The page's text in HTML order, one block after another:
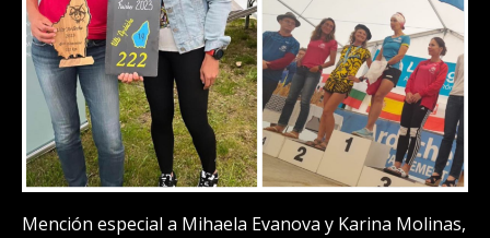
Mención especial a Mihaela Evanova y Karina Molinas,